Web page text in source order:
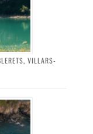
VILLARS-